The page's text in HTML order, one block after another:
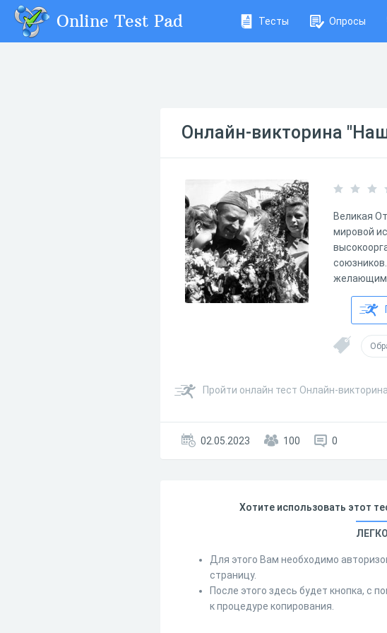
Online Test Pad Тесты Опросы
Онлайн-викторина
Великая
мировой
желающим
Пройти онлайн тест Онлайн-
02.05.2023 100 0
Хотите использовать этот
Для этого Вам необходимо
страницу.
После этого здесь будет кнопка, с
к процедуре копирования.